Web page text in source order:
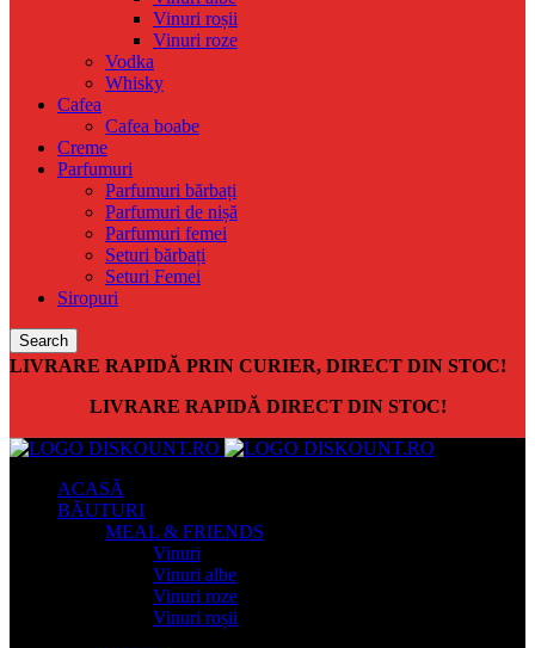
Vinuri roșii
Vinuri roze
Vodka
Whisky
Cafea
Cafea boabe
Creme
Parfumuri
Parfumuri bărbați
Parfumuri de nișă
Parfumuri femei
Seturi bărbați
Seturi Femei
Siropuri
Search
LIVRARE RAPIDĂ PRIN CURIER, DIRECT DIN STOC!
LIVRARE RAPIDĂ DIRECT DIN STOC!
ACASĂ
BĂUTURI
MEAL & FRIENDS
Vinuri
Vinuri albe
Vinuri roze
Vinuri roșii